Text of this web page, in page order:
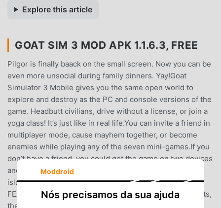
Explore this article
GOAT SIM 3 MOD APK 1.1.6.3, FREE
Pilgor is finally baack on the small screen. Now you can be
even more unsocial during family dinners. Yay!Goat
Simulator 3 Mobile gives you the same open world to
explore and destroy as the PC and console versions of the
game. Headbutt civilians, drive without a license, or join a
yoga class! It’s just like in real life.You can invite a friend in
multiplayer mode, cause mayhem together, or become
enemies while playing any of the seven mini-games.If you
don’t have a friend, you could get the game on two devices
and just pretend. We won’t tell a soul.The giant sandbox
island of San Angora is in the palm of your hoof!KEY
FEATURES:– Goats! Tall goats, fishy goats, goats with hats,
there's a goat for your every need– An open world to
Moddroid
Nós precisamos da sua ajuda